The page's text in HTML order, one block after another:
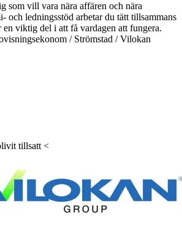
som vill vara nära affären och nära
och ledningsstöd arbetar du tätt tillsammans
viktig del i att få vardagen att fungera.
/ Strömstad / Vilokan
tillsatt <